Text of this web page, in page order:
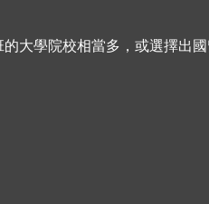
大學院校相當多，或選擇出國